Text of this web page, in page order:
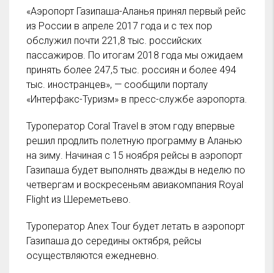
«Аэропорт Газипаша-Аланья принял первый рейс
из России в апреле 2017 года и с тех пор
обслужил почти 221,8 тыс. российских
пассажиров. По итогам 2018 года мы ожидаем
принять более 247,5 тыс. россиян и более 494
тыс. иностранцев», — сообщили порталу
«Интерфакс-Туризм» в пресс-службе аэропорта.
Туроператор Coral Travel в этом году впервые
решил продлить полетную программу в Аланью
на зиму. Начиная с 15 ноября рейсы в аэропорт
Газипаша будет выполнять дважды в неделю по
четвергам и воскресеньям авиакомпания Royal
Flight из Шереметьево.
Туроператор Anex Tour будет летать в аэропорт
Газипаша до середины октября, рейсы
осуществляются ежедневно.